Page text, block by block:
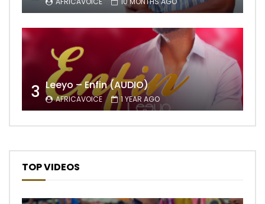
3 Leeyo – Enfin (AUDIO)
AFRICAVOICE 1 YEAR AGO
TOP VIDEOS